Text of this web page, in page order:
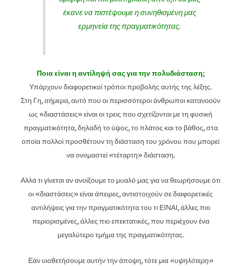
έκανε να πιστέψουμε η συνηθισμένη μας
ερμηνεία της πραγματικότητας.
Ποια είναι η αντίληψή σας για την πολυδιάσταση;
Υπάρχουν διαφορετικοί τρόποι προβολής αυτής της λέξης.
Στη Γη, σήμερα, αυτό που οι περισσότεροι άνθρωποι κατανοούν
ως «διαστάσεις» είναι οι τρεις που σχετίζονται με τη φυσική
πραγματικότητα, δηλαδή το ύψος, το πλάτος και το βάθος, στα
οποία πολλοί προσθέτουν τη διάσταση του χρόνου που μπορεί
να ονομαστεί «τέταρτη» διάσταση.
Αλλά τι γίνεται αν ανοίξουμε το μυαλό μας για να θεωρήσουμε ότι
οι «διαστάσεις» είναι άπειρες, αντιστοιχούν σε διαφορετικές
αντιλήψεις για την πραγματικότητα του τι ΕΙΝΑΙ, άλλες πιο
περιορισμένες, άλλες πιο επεκτατικές, που περιέχουν ένα
μεγαλύτερο τμήμα της πραγματικότητας.
Εάν υιοθετήσουμε αυτήν την άποψη, τότε μια «υψηλότερη»